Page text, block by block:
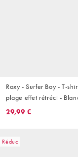
Roxy - Surfer Boy - T-
plage effet rétréci -
29,99 €
Réduc